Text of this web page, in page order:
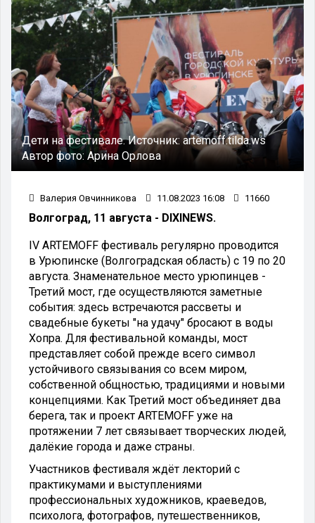
Дети на фестивале.Источник:artemoff.tilda.ws
Автор фото: Арина Орлова
Валерия Овчинникова 11.08.2023 16:08 11660
Волгоград, 11 августа - DIXINEWS.
IV ARTEMOFF фестиваль регулярно проводится
в Урюпинске (Волгоградская область) с 19 по 20
августа. Знаменательное место урюпинцев -
Третий мост, где осуществляются заметные
события: здесь встречаются рассветы и
свадебные букеты "на удачу" бросают в воды
Хопра. Для фестивальной команды, мост
представляет собой прежде всего символ
устойчивого связывания со всем миром,
собственной общностью, традициями и новыми
концепциями. Как Третий мост объединяет два
берега, так и проект ARTEMOFF уже на
протяжении 7 лет связывает творческих людей,
далëкие города и даже страны.
Участников фестиваля ждёт лекторий с
практикумами и выступлениями
профессиональных художников, краеведов,
психолога, фотографов, путешественников,